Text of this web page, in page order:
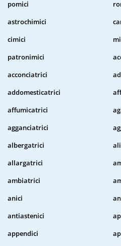
pomici
astrochimici
cimici
patronimici
acconciatrici
addomesticatrici
affumicatrici
agganciatrici
albergatrici
allargatrici
ambiatrici
anici
antiastenici
appendici